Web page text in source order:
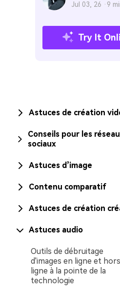
Jul 03, 26 · 9
Try It
Astuces de création
Conseils pour les
sociaux
Astuces d’image
Contenu comparatif
Astuces de création
Astuces audio
Outils de débruitage
d'images en ligne et hors
ligne à la pointe de la
technologie